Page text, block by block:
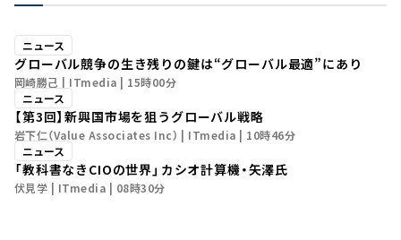
ニュース
グローバル競争の生き残りの鍵は“グローバル最適”にあり
岡崎勝己 ITmedia
15時00分
ニュース
【第3回】新興国市場を狙うグローバル戦略
岩下仁（Value Associates Inc） ITmedia
10時46分
ニュース
「教科書なきCIOの世界」――カシオ計算機・矢澤氏
伏見学 ITmedia 08時30分